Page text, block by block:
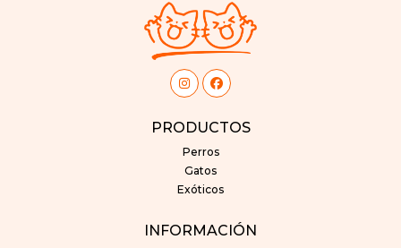
PRODUCTOS
Perros
Gatos
Exóticos
INFORMACIÓN